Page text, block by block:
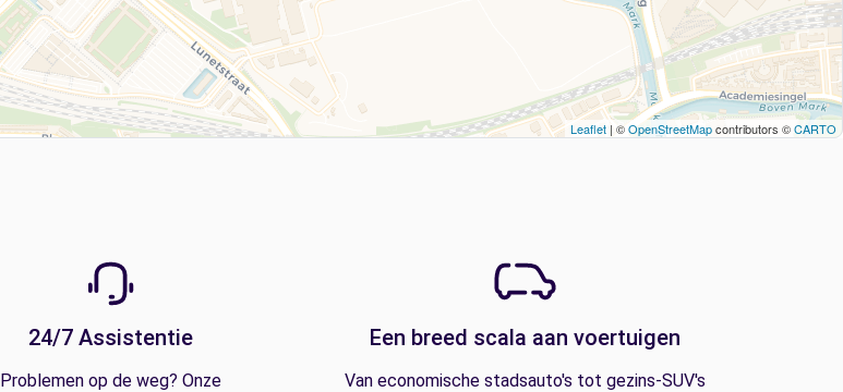
Leaflet | ©OpenStreetMapcontributors ©CARTO
24/7 Assistentie
Problemen op de weg? Onze
Een breed scala aan voertuigen
Van economische stadsauto's tot gezins-SUV's